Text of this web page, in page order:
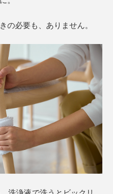
の必要も、ありません。